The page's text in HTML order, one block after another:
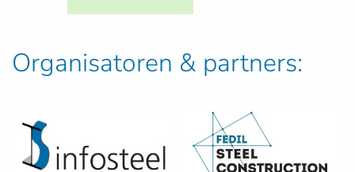
Organisatoren & partners: